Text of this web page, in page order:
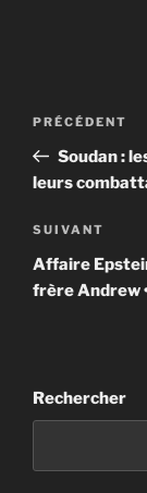
Navigation
l’article
Article
précédent
PRÉCÉDENT
Soudan :
leurs
Article
suivant
SUIVANT
Affaire
frère Andrew
Rechercher